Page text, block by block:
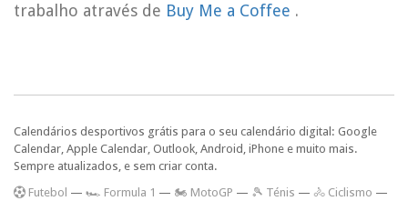
trabalho através de Buy Me a Coffee .
Calendários desportivos grátis para o seu calendário digital: Google
Calendar, Apple Calendar, Outlook, Android, iPhone e muito mais.
Sempre atualizados, e sem criar conta.
Futebol — 🏎️ Formula 1 — 🏍 MotoGP — 🎾 Ténis — 🚴 Ciclismo —